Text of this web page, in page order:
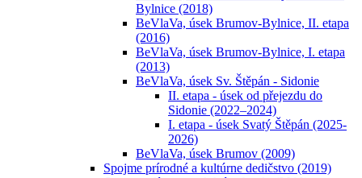
Bylnice (2018)
BeVlaVa, úsek Brumov-Bylnice, II. etapa
(2016)
BeVlaVa, úsek Brumov-Bylnice, I. etapa
(2013)
BeVlaVa, úsek Sv. Štěpán - Sidonie
II. etapa - úsek od přejezdu do
Sidonie (2022–2024)
I. etapa - úsek Svatý Štěpán (2025-
2026)
BeVlaVa, úsek Brumov (2009)
Spojme prírodné a kultúrne dedičstvo (2019)